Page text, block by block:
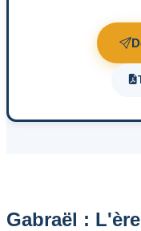
Gabraël :